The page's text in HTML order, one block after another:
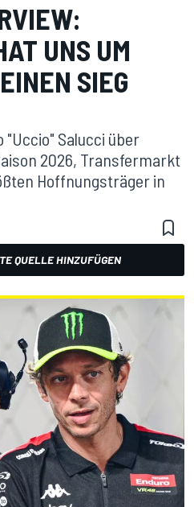
UNS UM
SIEG
"Uccio" Salucci über
2026, Transfermarkt
Hoffnungsträger in
QUELLE HINZUFÜGEN